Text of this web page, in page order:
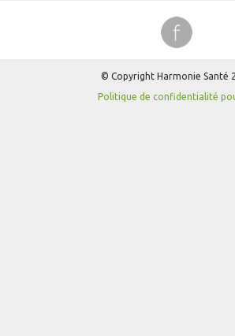
© Copyright Harmonie Santé
Politique de confidentialité